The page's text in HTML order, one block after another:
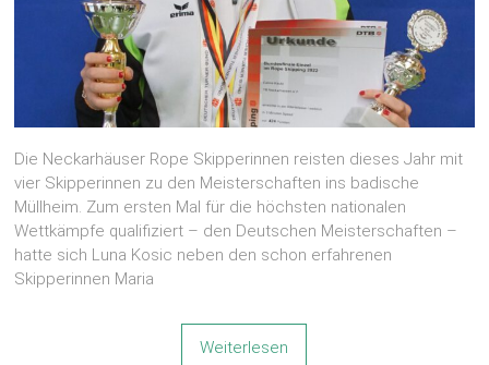
Die Neckarhäuser Rope Skipperinnen reisten dieses Jahr mit
vier Skipperinnen zu den Meisterschaften ins badische
Müllheim. Zum ersten Mal für die höchsten nationalen
Wettkämpfe qualifiziert – den Deutschen Meisterschaften –
hatte sich Luna Kosic neben den schon erfahrenen
Skipperinnen Maria
Weiterlesen